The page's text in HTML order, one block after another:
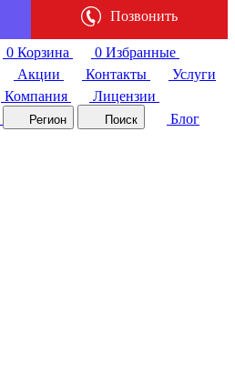
Позвонить
0 Корзина 0 Избранные
Акции Контакты
Услуги
Компания
Лицензии
Регион Поиск
Блог